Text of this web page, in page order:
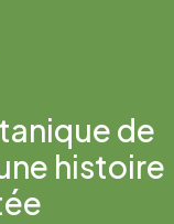
de
histoire